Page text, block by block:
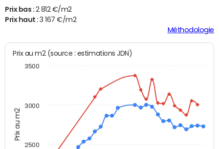
Prix bas : 2 812 €/m2
Prix haut :3 167 €/m2
Méthodologie
Prix au m2
Prix au m2 (source : estimations JDN)
2500
3000
3500